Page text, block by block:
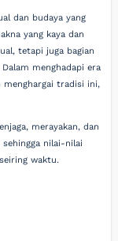
dan budaya yang
yang kaya dan
tetapi juga bagian
menghadapi era
menghargai tradisi ini,
merayakan, dan
nilai-nilai
waktu.